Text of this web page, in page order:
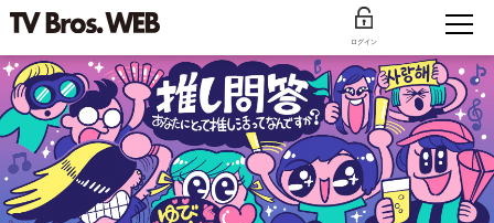
ログイン